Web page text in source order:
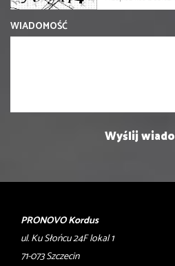
WIADOMOŚĆ
PRONOVO Kordus
ul. Ku Słońcu 24F lokal 1
71-073 Szczecin